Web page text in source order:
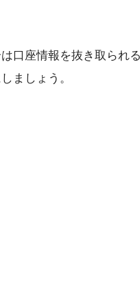
口座情報を抜き取られ
ましょう。